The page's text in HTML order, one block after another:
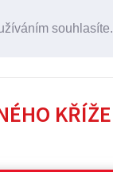
souhlasíte.
KŘÍŽE